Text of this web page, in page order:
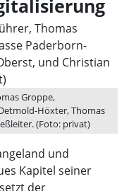
Groppe,
Höxter, Thomas
(Foto: privat)
und
Kapitel seiner
der